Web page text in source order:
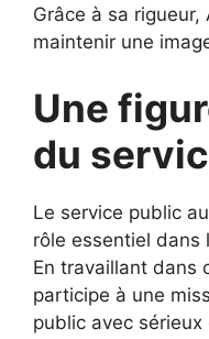
Grâce à sa
maintenir une
Une
du
Le service public
rôle essentiel dans
En travaillant dans
participe à une
public avec